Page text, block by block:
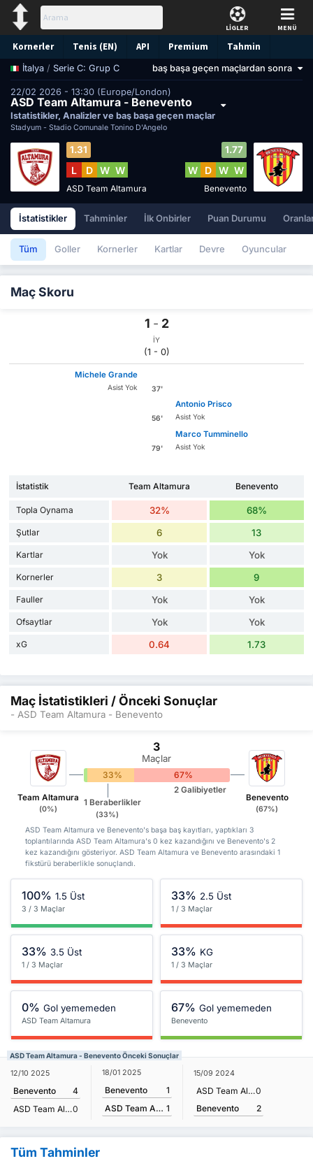
LİGLER MENÜ
Kornerler Tenis (EN) API Premium Tahmin
İtalya / Serie C: Grup C baş başa geçen maçlardan sonra
22/02 2026 - 13:30 (Europe/London)
ASD Team Altamura - Benevento
İstatistikler, Analizler ve baş başa geçen maçlar
Stadyum - Stadio Comunale Tonino D'Angelo
1.31
L D W W
ASD Team Altamura
1.77
W D W W
Benevento
İstatistikler Tahminler İlk Onbirler Puan Durumu
Tüm Goller Kornerler Kartlar Devre Oyuncular
Maç Skoru
1 - 2
İY
(1 - 0)
Michele Grande
Asist Yok 37'
56'
Antonio Prisco
Asist Yok
79'
Marco Tumminello
Asist Yok
İstatistik Team Altamura Benevento
Topla Oynama 32% 68%
Şutlar 6 13
Kartlar Yok Yok
Kornerler 3 9
Fauller Yok Yok
Ofsaytlar Yok Yok
xG 0.64 1.73
Maç İstatistikleri / Önceki Sonuçlar
- ASD Team Altamura - Benevento
Team Altamura
(0%)
3
Maçlar
33% 67%
1 Beraberlikler
(33%)
2 Galibiyetler
Benevento
(67%)
ASD Team Altamura ve Benevento's başa baş kayıtları, yaptıkları 3
toplantılarında ASD Team Altamura's 0 kez kazandığını ve Benevento's 2
kez kazandığını gösteriyor. ASD Team Altamura ve Benevento arasındaki 1
fikstürü beraberlikle sonuçlandı.
100% 1.5 Üst
3 / 3 Maçlar
33% 2.5 Üst
1 / 3 Maçlar
33% 3.5 Üst
1 / 3 Maçlar
33% KG
1 / 3 Maçlar
0% Gol yememeden
ASD Team Altamura
67% Gol yememeden
Benevento
ASD Team Altamura - Benevento Önceki Sonuçlar
12/10 2025
Benevento
4
ASD Team Altamura0
18/01 2025
Benevento
1
ASD Team Altamura 1
15/09 2024
ASD Team Altamura0
Benevento
2
Tüm Tahminler